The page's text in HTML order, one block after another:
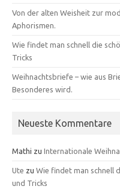
Von der alten Weisheit zur
Aphorismen.
Wie findet man schnell die
Tricks
Weihnachtsbriefe – wie aus
Besonderes wird.
Neueste Kommentare
Mathi zu Internationale
Ute zu Wie findet man schnell
und Tricks